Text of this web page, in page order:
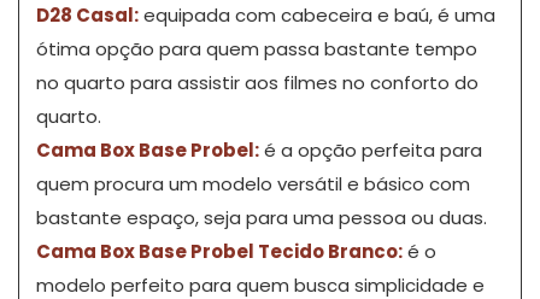
D28 Casal:equipada com cabeceira e baú, é uma
ótima opção para quem passa bastante tempo
no quarto para assistir aos filmes no conforto do
quarto.
Cama Box Base Probel:é a opção perfeita para
quem procura um modelo versátil e básico com
bastante espaço, seja para uma pessoa ou duas.
Cama Box Base Probel Tecido Branco:é o
modelo perfeito para quem busca simplicidade e